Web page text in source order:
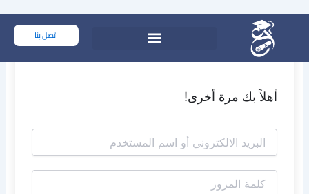
المحتوى
اتصل بنا
أهلاً بك مرة أخرى!